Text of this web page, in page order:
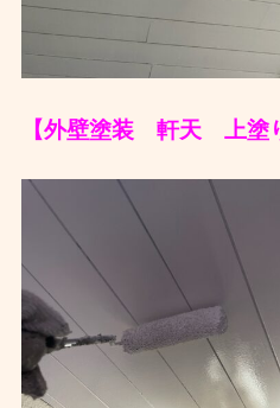
【外壁塗装 軒天 上塗